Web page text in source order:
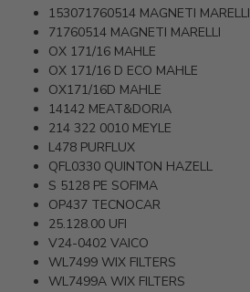
153071760514 MAGNETI MARELLI
71760514 MAGNETI MARELLI
OX 171/16 MAHLE
OX 171/16 D ECO MAHLE
OX171/16D MAHLE
14142 MEAT&DORIA
214 322 0010 MEYLE
L478 PURFLUX
QFL0330 QUINTON HAZELL
S 5128 PE SOFIMA
OP437 TECNOCAR
25.128.00 UFI
V24-0402 VAICO
WL7499 WIX FILTERS
WL7499A WIX FILTERS